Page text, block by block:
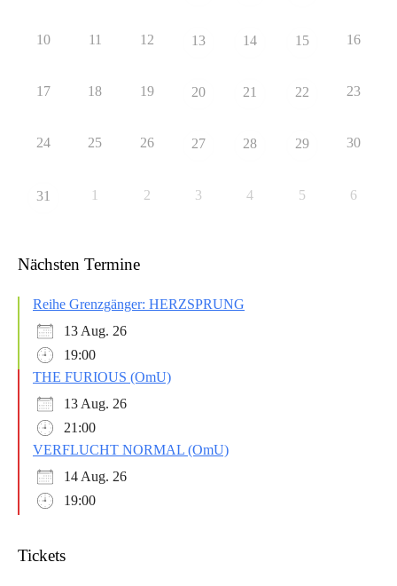
10 11 12 13 14 15 16
17 18 19 20 21 22 23
24 25 26 27 28 29 30
31 1 2 3 4 5 6
Nächsten Termine
Reihe Grenzgänger: HERZSPRUNG
13 Aug. 26
19:00
THE FURIOUS (OmU)
13 Aug. 26
21:00
VERFLUCHT NORMAL (OmU)
14 Aug. 26
19:00
Tickets